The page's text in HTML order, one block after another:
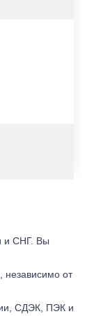
и СНГ. Вы
независимо от
СДЭК, ПЭК и